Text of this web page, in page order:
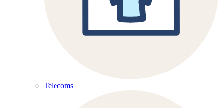
Telecoms